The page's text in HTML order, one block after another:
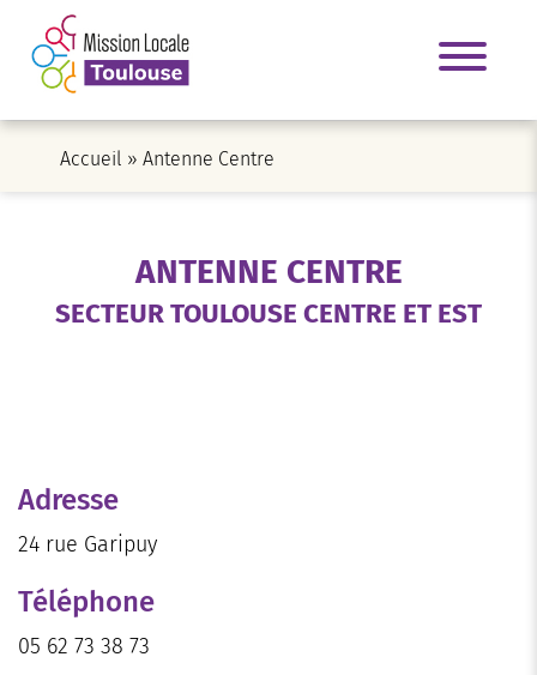
Accueil » Antenne Centre
ANTENNE CENTRE
SECTEUR TOULOUSE CENTRE ET EST
Adresse
24 rue Garipuy
Téléphone
05 62 73 38 73